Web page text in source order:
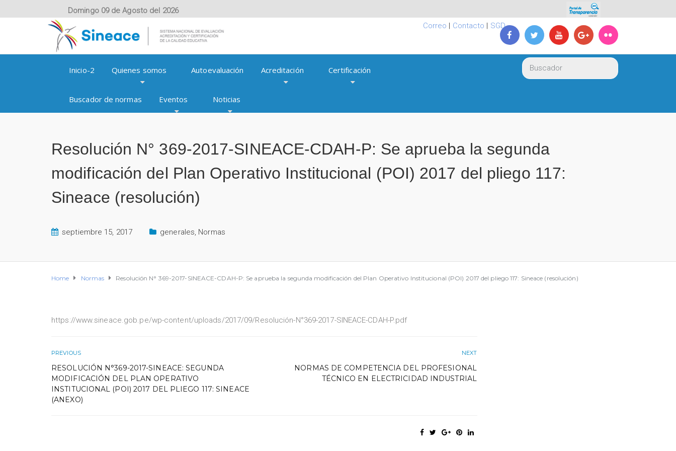
Domingo 09 de Agosto del 2026
Correo | Contacto | SGD
Inicio-2 Quienes somos Autoevaluación Acreditación Certificación
Buscador de normas Eventos Noticias
Resolución N° 369-2017-SINEACE-CDAH-P: Se aprueba la segunda
modificación del Plan Operativo Institucional (POI) 2017 del pliego 117:
Sineace (resolución)
septiembre 15, 2017 generales, Normas
Home Normas Resolución N° 369-2017-SINEACE-CDAH-P: Se aprueba la segunda modificación del Plan Operativo Institucional (POI) 2017 del pliego 117: Sineace (resolución)
https://www.sineace.gob.pe/wp-content/uploads/2017/09/Resolución-N°369-2017-SINEACE-CDAH-P.pdf
PREVIOUS
RESOLUCIÓN N°369-2017-SINEACE: SEGUNDA
MODIFICACIÓN DEL PLAN OPERATIVO
INSTITUCIONAL (POI) 2017 DEL PLIEGO 117: SINEACE
(ANEXO)
NEXT
NORMAS DE COMPETENCIA DEL PROFESIONAL
TÉCNICO EN ELECTRICIDAD INDUSTRIAL